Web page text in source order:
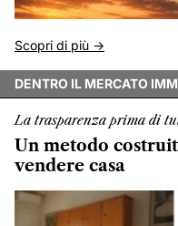
Scopri di più ->
DENTRO IL MERCATO
La trasparenza prima di
Un metodo
vendere casa